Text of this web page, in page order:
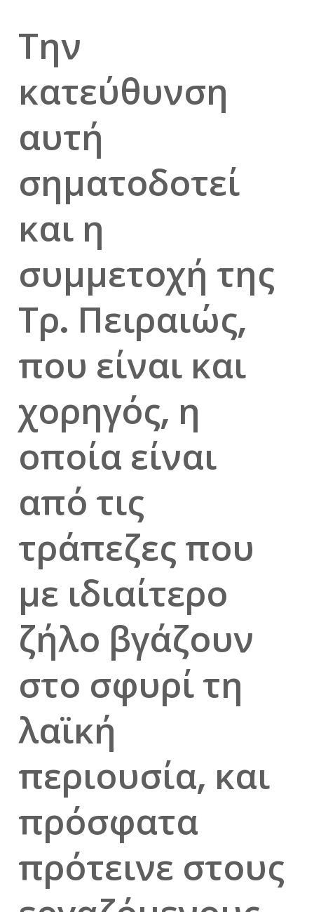
Την
κατεύθυνση
αυτή
σηματοδοτεί
και η
συμμετοχή της
Τρ. Πειραιώς,
που είναι και
χορηγός, η
οποία είναι
από τις
τράπεζες που
με ιδιαίτερο
ζήλο βγάζουν
στο σφυρί τη
λαϊκή
περιουσία, και
πρόσφατα
πρότεινε στους